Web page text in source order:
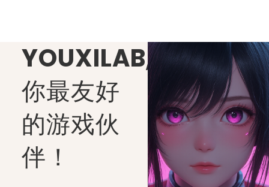
YOUXILAB,
你最友好
的游戏伙
伴！